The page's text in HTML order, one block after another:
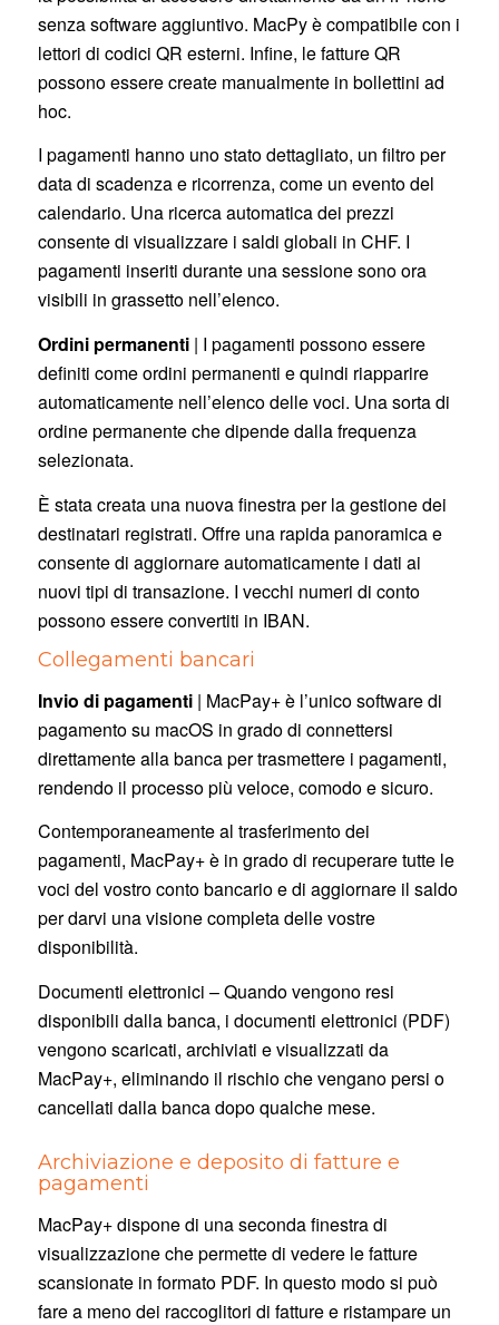
senza software aggiuntivo. MacPy è compatibile con i
lettori di codici QR esterni. Infine, le fatture QR
possono essere create manualmente in bollettini ad
hoc.
I pagamenti hanno uno stato dettagliato, un filtro per
data di scadenza e ricorrenza, come un evento del
calendario. Una ricerca automatica dei prezzi
consente di visualizzare i saldi globali in CHF. I
pagamenti inseriti durante una sessione sono ora
visibili in grassetto nell’elenco.
Ordini permanenti| I pagamenti possono essere
definiti come ordini permanenti e quindi riapparire
automaticamente nell’elenco delle voci. Una sorta di
ordine permanente che dipende dalla frequenza
selezionata.
È stata creata una nuova finestra per la gestione dei
destinatari registrati. Offre una rapida panoramica e
consente di aggiornare automaticamente i dati ai
nuovi tipi di transazione. I vecchi numeri di conto
possono essere convertiti in IBAN.
Collegamenti bancari
Invio di pagamenti| MacPay+ è l’unico software di
pagamento su macOS in grado di connettersi
direttamente alla banca per trasmettere i pagamenti,
rendendo il processo più veloce, comodo e sicuro.
Contemporaneamente al trasferimento dei
pagamenti, MacPay+ è in grado di recuperare tutte le
voci del vostro conto bancario e di aggiornare il saldo
per darvi una visione completa delle vostre
disponibilità.
Documenti elettronici – Quando vengono resi
disponibili dalla banca, i documenti elettronici (PDF)
vengono scaricati, archiviati e visualizzati da
MacPay+, eliminando il rischio che vengano persi o
cancellati dalla banca dopo qualche mese.
Archiviazione e deposito di fatture e
pagamenti
MacPay+ dispone di una seconda finestra di
visualizzazione che permette di vedere le fatture
scansionate in formato PDF. In questo modo si può
fare a meno dei raccoglitori di fatture e ristampare un